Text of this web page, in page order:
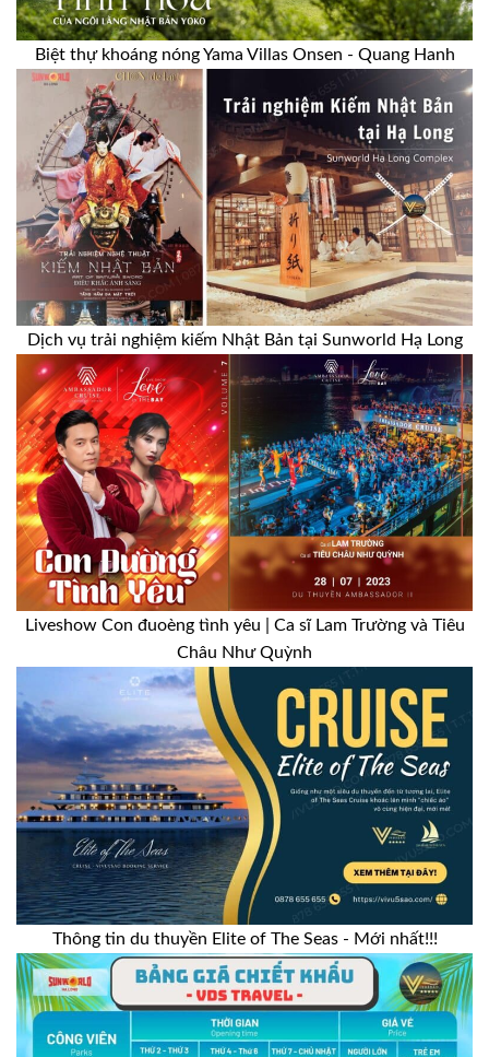
Biệt thự khoáng nóng Yama Villas Onsen - Quang Hanh
Dịch vụ trải nghiệm kiếm Nhật Bản tại Sunworld Hạ Long
Liveshow Con đuoèng tình yêu | Ca sĩ Lam Trường và Tiêu
Châu Như Quỳnh
Thông tin du thuyền Elite of The Seas - Mới nhất!!!